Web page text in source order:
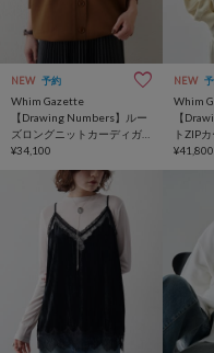
NEW 予約
Whim Gazette
【Drawing Numbers】ルー
ズロングニットカーディガ
ン
¥34,100
NEW
Whim
【
トZIP
¥41,800